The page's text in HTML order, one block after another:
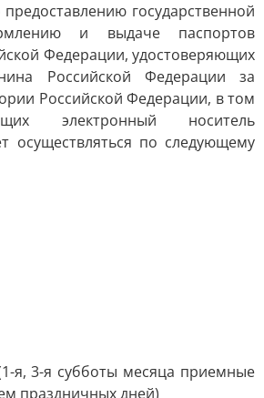
государственной
и выдаче паспортов
Федерации, удостоверяющих
Российской Федерации за
Российской Федерации, в том
электронный носитель
осуществляться по следующему
я, 3-я субботы месяца приемные
праздничных дней)